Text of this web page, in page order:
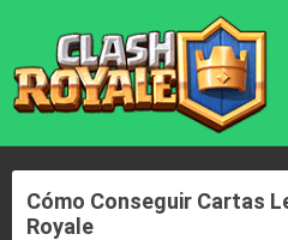
Cómo Conseguir Cartas
Royale